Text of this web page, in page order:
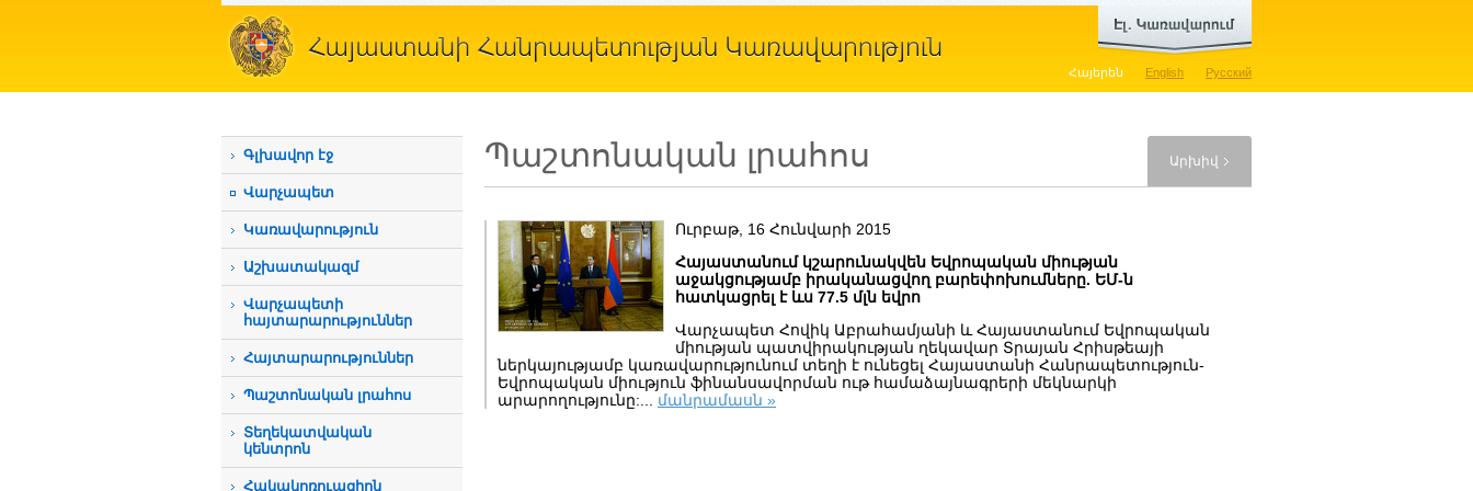
Հայերեն English Русский
Գլխավոր էջ
Վարչապետ
Կառավարություն
Աշխատակազմ
Վարչապետի
հայտարարություններ
Հայտարարություններ
Պաշտոնական լրահոս
Տեղեկատվական
կենտրոն
Հակակոռուպցիոն
Պաշտոնական լրահոս Արխիվ
Ուրբաթ, 16 Հունվարի 2015
Հայաստանում կշարունակվեն Եվրոպական միության
աջակցությամբ իրականացվող բարեփոխումները. ԵՄ-ն
հատկացրել է ևս 77.5 մլն եվրո
Վարչապետ Հովիկ Աբրահամյանի և Հայաստանում Եվրոպական
միության պատվիրակության ղեկավար Տրայան Հրիսթեայի
ներկայությամբ կառավարությունում տեղի է ունեցել Հայաստանի Հանրապետություն-
Եվրոպական միություն ֆինանսավորման ութ համաձայնագրերի մեկնարկի
արարողությունը:... մանրամասն »